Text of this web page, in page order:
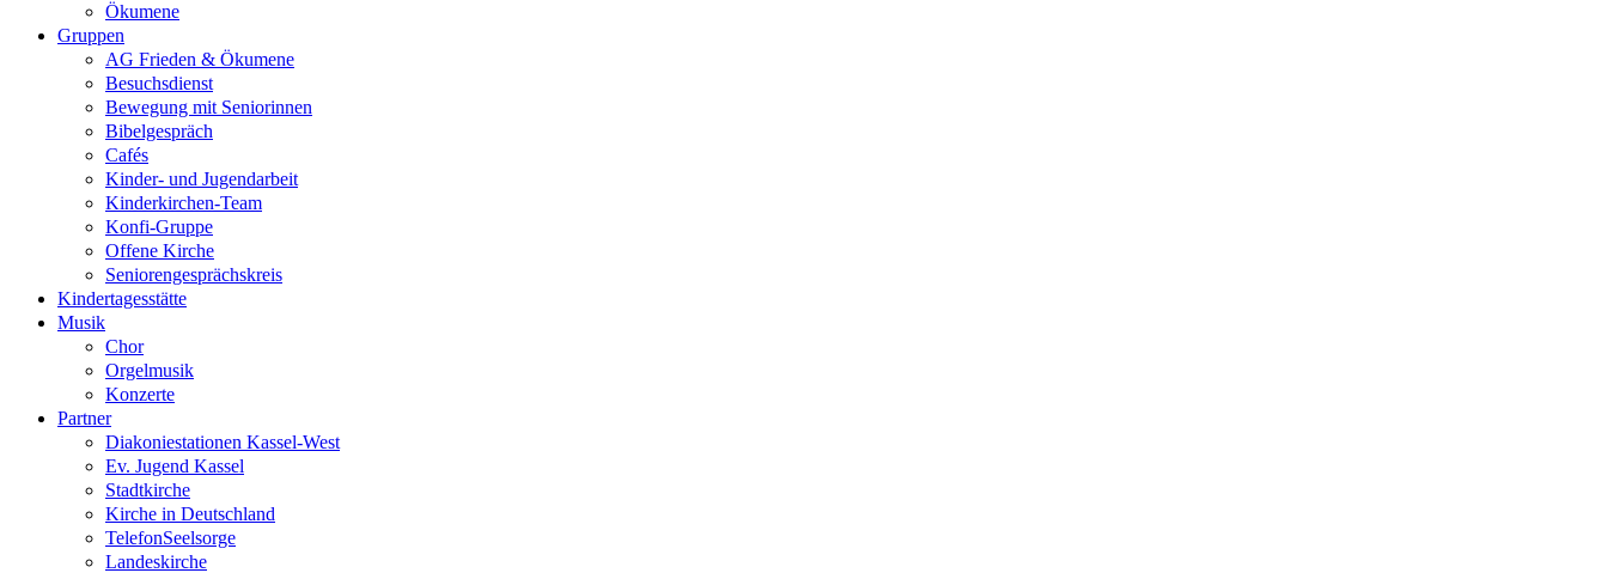
Ökumene
Gruppen
AG Frieden & Ökumene
Besuchsdienst
Bewegung mit Seniorinnen
Bibelgespräch
Cafés
Kinder- und Jugendarbeit
Kinderkirchen-Team
Konfi-Gruppe
Offene Kirche
Seniorengesprächskreis
Kindertagesstätte
Musik
Chor
Orgelmusik
Konzerte
Partner
Diakoniestationen Kassel-West
Ev. Jugend Kassel
Stadtkirche
Kirche in Deutschland
TelefonSeelsorge
Landeskirche